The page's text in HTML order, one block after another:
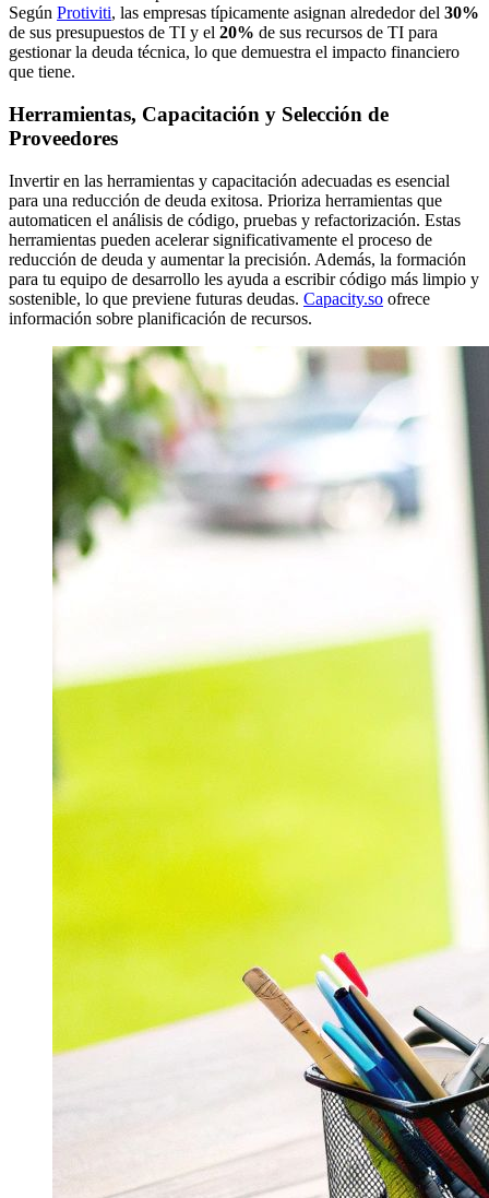
Según Protiviti, las empresas típicamente asignan alrededor del 30%
de sus presupuestos de TI y el 20% de sus recursos de TI para
gestionar la deuda técnica, lo que demuestra el impacto financiero
que tiene.
Herramientas, Capacitación y Selección de
Proveedores
Invertir en las herramientas y capacitación adecuadas es esencial
para una reducción de deuda exitosa. Prioriza herramientas que
automaticen el análisis de código, pruebas y refactorización. Estas
herramientas pueden acelerar significativamente el proceso de
reducción de deuda y aumentar la precisión. Además, la formación
para tu equipo de desarrollo les ayuda a escribir código más limpio y
sostenible, lo que previene futuras deudas. Capacity.so ofrece
información sobre planificación de recursos.